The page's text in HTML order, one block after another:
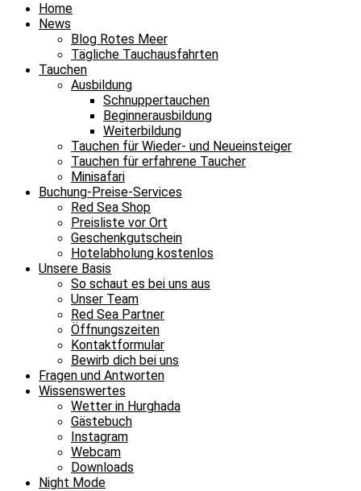
Home
News
Blog Rotes Meer
Tägliche Tauchausfahrten
Tauchen
Ausbildung
Schnuppertauchen
Beginnerausbildung
Weiterbildung
Tauchen für Wieder- und Neueinsteiger
Tauchen für erfahrene Taucher
Minisafari
Buchung-Preise-Services
Red Sea Shop
Preisliste vor Ort
Geschenkgutschein
Hotelabholung kostenlos
Unsere Basis
So schaut es bei uns aus
Unser Team
Red Sea Partner
Öffnungszeiten
Kontaktformular
Bewirb dich bei uns
Fragen und Antworten
Wissenswertes
Wetter in Hurghada
Gästebuch
Instagram
Webcam
Downloads
Night Mode